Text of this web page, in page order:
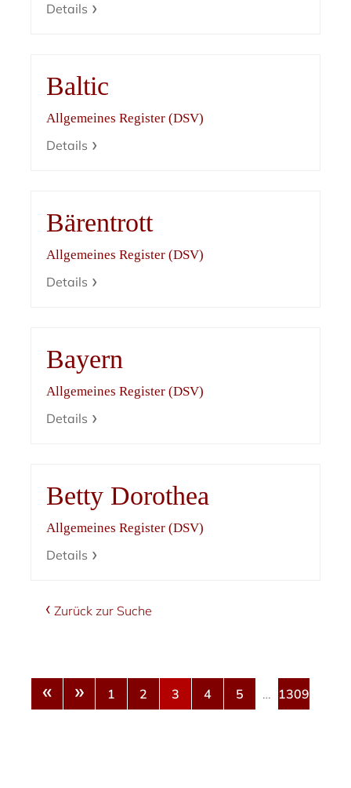
Details
Baltic
Allgemeines Register (DSV)
Details
Bärentrott
Allgemeines Register (DSV)
Details
Bayern
Allgemeines Register (DSV)
Details
Betty Dorothea
Allgemeines Register (DSV)
Details
Zurück zur Suche
« » 1 2 3 4 5 … 1309